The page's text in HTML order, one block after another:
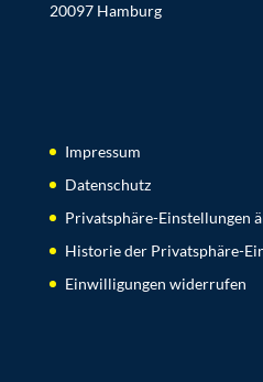
20097 Hamburg
Impressum
Datenschutz
Privatsphäre-Einstellungen
Historie der Privatsphäre-
Einwilligungen widerrufen